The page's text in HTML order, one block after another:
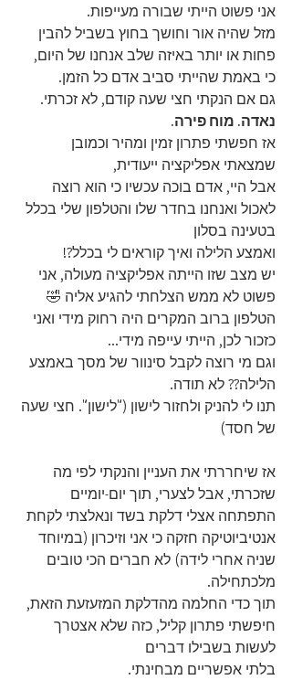
אני פשוט הייתי שבורה מעייפות.
מזל שהיה אור וחושך בחוץ בשביל להבין
פחות או יותר באיזה שלב אנחנו של היום,
כי באמת שהייתי סביב אדם כל הזמן.
גם אם הנקתי חצי שעה קודם, לא זכרתי.
נאדה. מוח פירה.
אז חפשתי פתרון זמין ומהיר וכמובן
שמצאתי אפליקציה ייעודית,
אבל היי, אדם בוכה עכשיו כי הוא רוצה
לאכול ואנחנו בחדר שלו והטלפון שלי בכלל
בטעינה בסלון
ואמצע הלילה ואיך קוראים לי בכלל?!
יש מצב שזו הייתה אפליקציה מעולה, אני
פשוט לא ממש הצלחתי להגיע אליה 🤣
הטלפון ברוב המקרים היה רחוק מידי ואני
כזכור לכן, הייתי עייפה מידי...
וגם מי רוצה לקבל סינוור של מסך באמצע
הלילה?? לא תודה.
תנו לי להניק ולחזור לישון ("לישון". חצי שעה
של חסד)
אז שיחררתי את העניין והנקתי לפי מה
שזכרתי, אבל לצערי, תוך יום-יומיים
התפתחה אצלי דלקת בשד ונאלצתי לקחת
אנטיביוטיקה חזקה כי אני וזיכרון (במיוחד
שניה אחרי לידה) לא חברים הכי טובים
מלכתחילה.
תוך כדי החלמה מהדלקת המזעזעת הזאת,
חיפשתי פתרון קליל, כזה שלא אצטרך
לעשות בשבילו דברים
בלתי אפשריים מבחינתי.